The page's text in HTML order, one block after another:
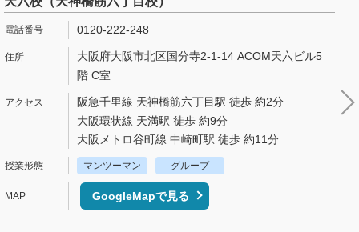
0120-222-248
大阪府大阪市北区国分寺2-1-14 ACOM天六ビル5
階 C室
阪急千里線 天神橋筋六丁目駅 徒歩 約2分
大阪環状線 天満駅 徒歩 約9分
大阪メトロ谷町線 中崎町駅 徒歩 約11分
マンツーマン グループ
GoogleMapで見る